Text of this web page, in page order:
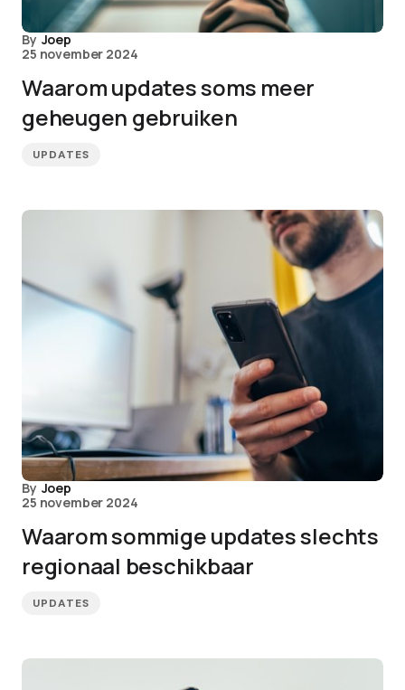
By Joep
25 november 2024
Waarom updates soms meer
geheugen gebruiken
UPDATES
By Joep
25 november 2024
Waarom sommige updates slechts
regionaal beschikbaar
UPDATES